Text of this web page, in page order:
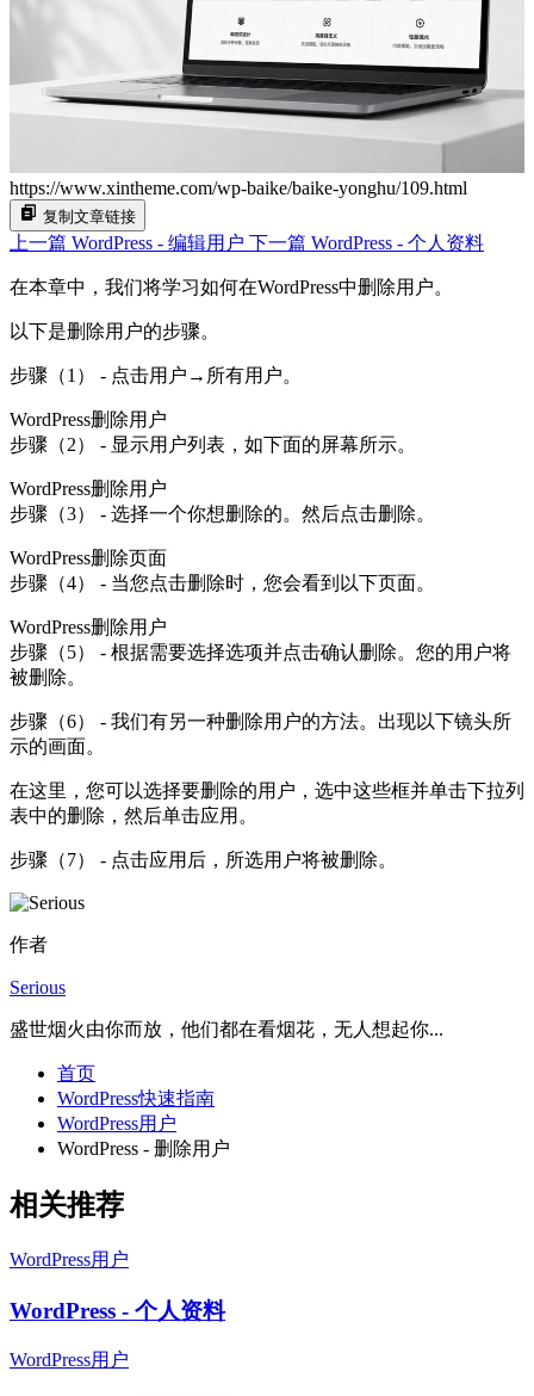
https://www.xintheme.com/wp-baike/baike-yonghu/109.html
复制文章链接
上一篇 WordPress - 编辑用户 下一篇 WordPress - 个人资料
在本章中，我们将学习如何在WordPress中删除用户。
以下是删除用户的步骤。
步骤（1） - 点击用户→所有用户。
WordPress删除用户
步骤（2） - 显示用户列表，如下面的屏幕所示。
WordPress删除用户
步骤（3） - 选择一个你想删除的。然后点击删除。
WordPress删除页面
步骤（4） - 当您点击删除时，您会看到以下页面。
WordPress删除用户
步骤（5） - 根据需要选择选项并点击确认删除。您的用户将
被删除。
步骤（6） - 我们有另一种删除用户的方法。出现以下镜头所
示的画面。
在这里，您可以选择要删除的用户，选中这些框并单击下拉列
表中的删除，然后单击应用。
步骤（7） - 点击应用后，所选用户将被删除。
作者
Serious
盛世烟火由你而放，他们都在看烟花，无人想起你...
首页
WordPress快速指南
WordPress用户
WordPress - 删除用户
相关推荐
WordPress用户
WordPress - 个人资料
WordPress用户